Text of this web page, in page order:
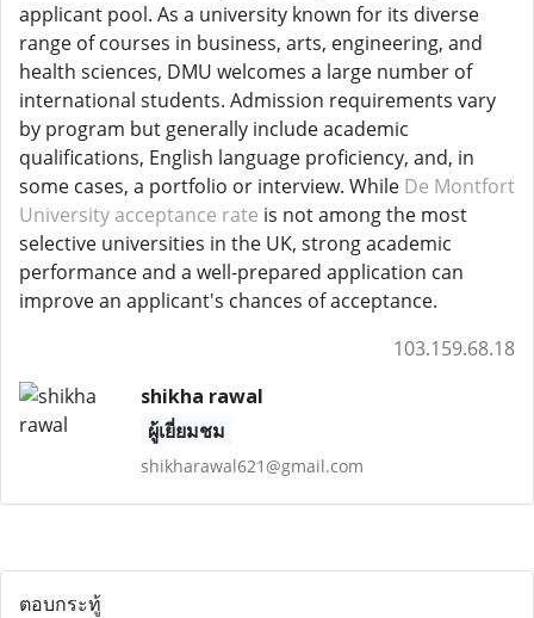
applicant pool. As a university known for its diverse
range of courses in business, arts, engineering, and
health sciences, DMU welcomes a large number of
international students. Admission requirements vary
by program but generally include academic
qualifications, English language proficiency, and, in
some cases, a portfolio or interview. While De Montfort
University acceptance rate is not among the most
selective universities in the UK, strong academic
performance and a well-prepared application can
improve an applicant's chances of acceptance.
103.159.68.18
shikha rawal
ผู้เยี่ยมชม
shikharawal621@gmail.com
ตอบกระทู้